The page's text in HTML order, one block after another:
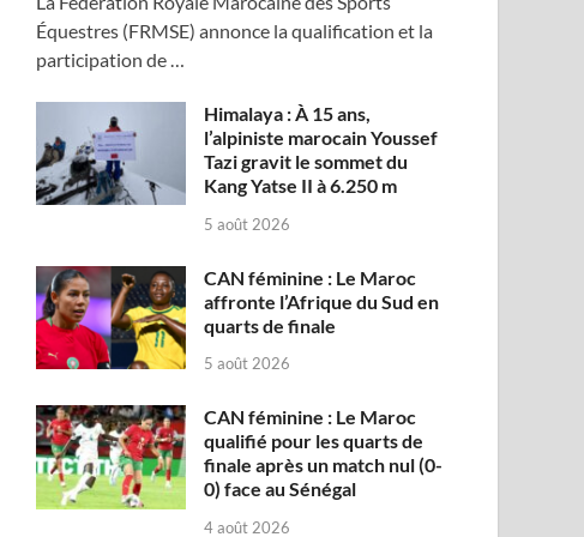
Équestres (FRMSE) annonce la qualification et la
participation de …
Himalaya : À 15 ans,
l’alpiniste marocain Youssef
Tazi gravit le sommet du
Kang Yatse II à 6.250 m
5 août 2026
CAN féminine : Le Maroc
affronte l’Afrique du Sud en
quarts de finale
5 août 2026
CAN féminine : Le Maroc
qualifié pour les quarts de
finale après un match nul (0-
0) face au Sénégal
4 août 2026